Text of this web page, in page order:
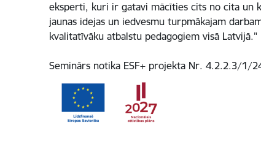
eksperti, kuri ir gatavi mācīties cits no cita un
jaunas idejas un iedvesmu turpmākajam
kvalitatīvāku atbalstu pedagogiem visā Latvijā."
Seminārs notika ESF+ projekta Nr. 4.2.2.3/1/